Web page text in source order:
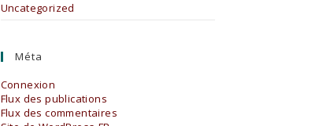
Uncategorized
Méta
Connexion
Flux des publications
Flux des commentaires